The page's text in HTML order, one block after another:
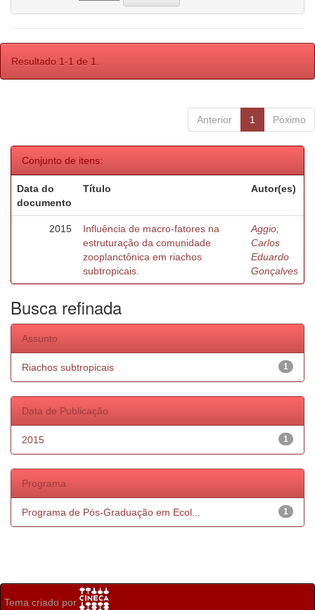
Resultado 1-1 de 1.
Anterior 1 Póximo
Conjunto de itens:
Data do
documento
Título Autor(es)
2015
Influência de macro-fatores na
estruturação da comunidade
zooplanctônica em riachos
subtropicais.
Aggio,
Carlos
Eduardo
Gonçalves
Busca refinada
Assunto
1
Riachos subtropicais
Data de Publicação
1
2015
Programa
1
Programa de Pós-Graduação em Ecol...
Tema criado por